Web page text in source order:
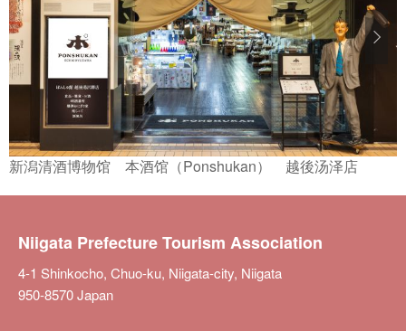
新潟清酒博物馆 本酒馆（Ponshukan） 越後汤泽店
Niigata Prefecture Tourism Association
4-1 Shinkocho, Chuo-ku, Niigata-city, Niigata
950-8570 Japan